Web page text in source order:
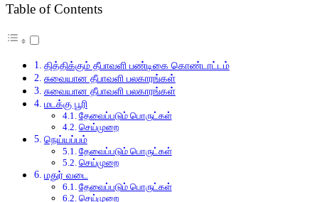
Table of Contents
தித்திக்கும் தீபாவளி பண்டிகை கொண்டாட்டம்
சுவையான தீபாவளி பலகாரங்கள்
சுவையான தீபாவளி பலகாரங்கள்
மடக்கு பூரி
தேவைப்படும் பொருட்கள்
செய்முறை
நெய்யப்பம்
தேவைப்படும் பொருட்கள்
செய்முறை
மதுர் வடை
தேவைப்படும் பொருட்கள்
செய்முறை